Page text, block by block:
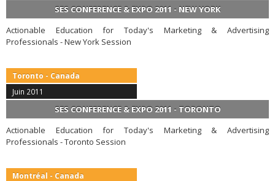
SES CONFERENCE & EXPO 2011 - NEW YORK
Actionable Education for Today's Marketing & Advertising
Professionals - New York Session
Toronto - Canada
Juin 2011
SES CONFERENCE & EXPO 2011 - TORONTO
Actionable Education for Today's Marketing & Advertising
Professionals - Toronto Session
Montréal - Canada